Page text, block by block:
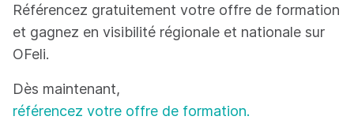
Référencez gratuitement votre offre de formation
et gagnez en visibilité régionale et nationale sur
OFeli.
Dès maintenant,
référencez votre offre de formation.